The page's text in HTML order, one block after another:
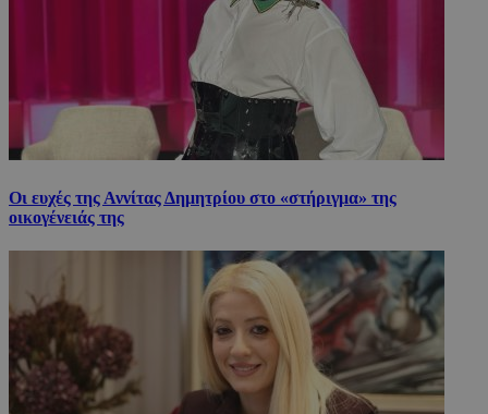
Οι ευχές της Αννίτας Δημητρίου στο «στήριγμα» της
οικογένειάς της